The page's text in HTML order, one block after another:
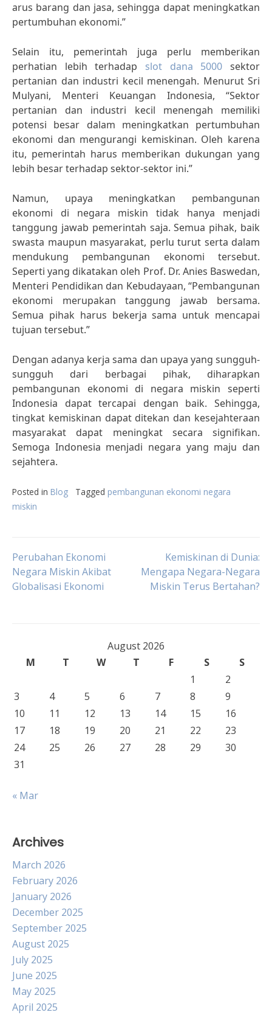
arus barang dan jasa, sehingga dapat meningkatkan
pertumbuhan ekonomi.”
Selain itu, pemerintah juga perlu memberikan
perhatian lebih terhadap slot dana 5000 sektor
pertanian dan industri kecil menengah. Menurut Sri
Mulyani, Menteri Keuangan Indonesia, “Sektor
pertanian dan industri kecil menengah memiliki
potensi besar dalam meningkatkan pertumbuhan
ekonomi dan mengurangi kemiskinan. Oleh karena
itu, pemerintah harus memberikan dukungan yang
lebih besar terhadap sektor-sektor ini.”
Namun, upaya meningkatkan pembangunan
ekonomi di negara miskin tidak hanya menjadi
tanggung jawab pemerintah saja. Semua pihak, baik
swasta maupun masyarakat, perlu turut serta dalam
mendukung pembangunan ekonomi tersebut.
Seperti yang dikatakan oleh Prof. Dr. Anies Baswedan,
Menteri Pendidikan dan Kebudayaan, “Pembangunan
ekonomi merupakan tanggung jawab bersama.
Semua pihak harus bekerja sama untuk mencapai
tujuan tersebut.”
Dengan adanya kerja sama dan upaya yang sungguh-
sungguh dari berbagai pihak, diharapkan
pembangunan ekonomi di negara miskin seperti
Indonesia dapat tercapai dengan baik. Sehingga,
tingkat kemiskinan dapat ditekan dan kesejahteraan
masyarakat dapat meningkat secara signifikan.
Semoga Indonesia menjadi negara yang maju dan
sejahtera.
Posted in Blog Tagged pembangunan ekonomi negara
miskin
Post
navigation
Perubahan Ekonomi
Negara Miskin Akibat
Globalisasi Ekonomi
Kemiskinan di Dunia:
Mengapa Negara-Negara
Miskin Terus Bertahan?
August 2026
M
T W T F S
S
1
2
3
4 5 6 7 8
9
10
11 12 13 14 15
16
17
18 19 20 21 22
23
24
25 26 27 28 29
30
31
« Mar
Archives
March 2026
February 2026
January 2026
December 2025
September 2025
August 2025
July 2025
June 2025
May 2025
April 2025